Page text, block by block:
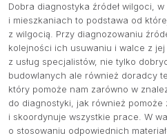
Dobra diagnostyka źródeł wilgoci,
i mieszkaniach to podstawa od
z wilgocią. Przy diagnozowaniu
kolejności ich usuwaniu i walce z
z usług specjalistów, nie tylko
budowlanych ale również doradcy
który pomoże nam zarówno w
do diagnostyki, jak również
i skoordynuje wszystkie prace. W
o stosowaniu odpowiednich